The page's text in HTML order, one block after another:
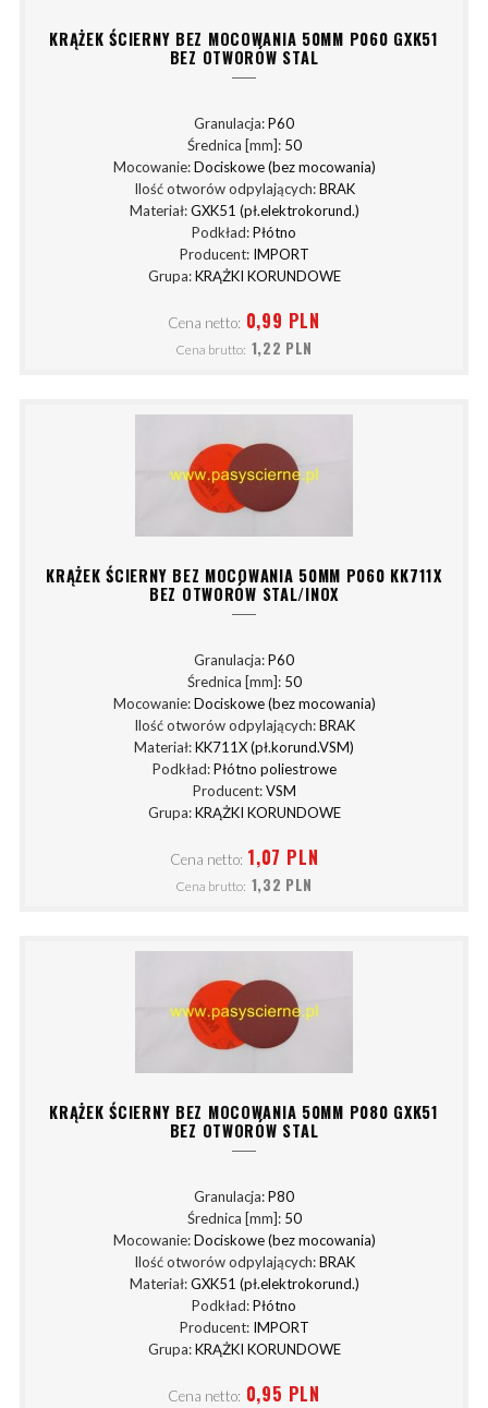
KRĄŻEK ŚCIERNY BEZ MOCOWANIA 50MM P060 GXK51
BEZ OTWORÓW STAL
Granulacja:P60
Średnica [mm]: 50
Mocowanie:Dociskowe (bez mocowania)
Ilość otworów odpylających:BRAK
Materiał:GXK51 (pł.elektrokorund.)
Podkład:Płótno
Producent: IMPORT
Grupa:KRĄŻKI KORUNDOWE
Cena netto: 0,99 PLN
Cena brutto: 1,22 PLN
KRĄŻEK ŚCIERNY BEZ MOCOWANIA 50MM P060 KK711X
BEZ OTWORÓW STAL/INOX
Granulacja:P60
Średnica [mm]: 50
Mocowanie:Dociskowe (bez mocowania)
Ilość otworów odpylających:BRAK
Materiał:KK711X (pł.korund.VSM)
Podkład:Płótno poliestrowe
Producent:VSM
Grupa:KRĄŻKI KORUNDOWE
Cena netto: 1,07 PLN
Cena brutto: 1,32 PLN
KRĄŻEK ŚCIERNY BEZ MOCOWANIA 50MM P080 GXK51
BEZ OTWORÓW STAL
Granulacja:P80
Średnica [mm]: 50
Mocowanie:Dociskowe (bez mocowania)
Ilość otworów odpylających:BRAK
Materiał:GXK51 (pł.elektrokorund.)
Podkład:Płótno
Producent: IMPORT
Grupa:KRĄŻKI KORUNDOWE
Cena netto: 0,95 PLN